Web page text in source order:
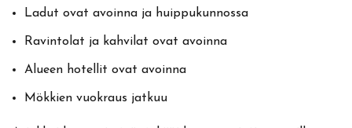
Ladut ovat avoinna ja huippukunnossa
Ravintolat ja kahvilat ovat avoinna
Alueen hotellit ovat avoinna
Mökkien vuokraus jatkuu